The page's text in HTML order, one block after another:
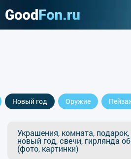
Новый год Оружие
Украшения, комната, подарок,
новый год, свечи, гирлянда
(фото, картинки)